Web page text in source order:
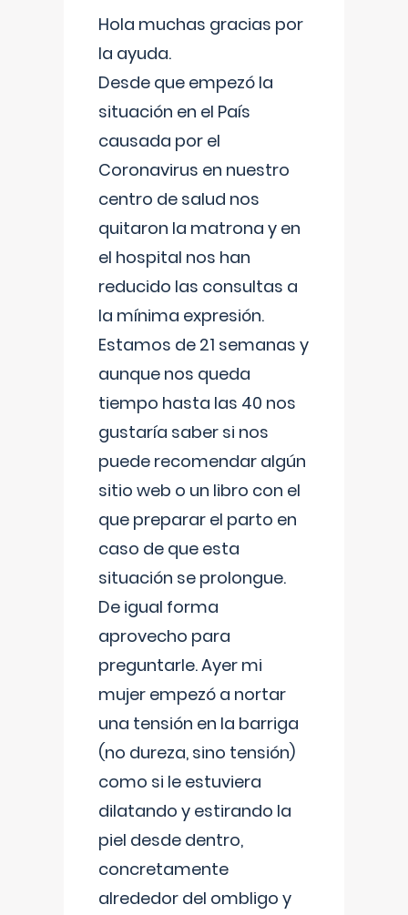
Hola muchas gracias por
la ayuda.
Desde que empezó la
situación en el País
causada por el
Coronavirus en nuestro
centro de salud nos
quitaron la matrona y en
el hospital nos han
reducido las consultas a
la mínima expresión.
Estamos de 21 semanas y
aunque nos queda
tiempo hasta las 40 nos
gustaría saber si nos
puede recomendar algún
sitio web o un libro con el
que preparar el parto en
caso de que esta
situación se prolongue.
De igual forma
aprovecho para
preguntarle. Ayer mi
mujer empezó a nortar
una tensión en la barriga
(no dureza, sino tensión)
como si le estuviera
dilatando y estirando la
piel desde dentro,
concretamente
alrededor del ombligo y